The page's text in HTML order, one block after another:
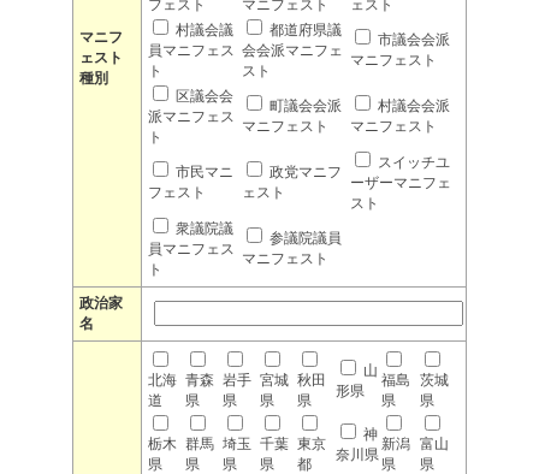
マニフ
ェスト
種別
フェスト
マニフェスト
ェスト
村議会議
員マニフェス
ト
都道府県議
会会派マニフェ
スト
市議会会派
マニフェスト
区議会会
派マニフェス
ト
町議会会派
マニフェスト
村議会会派
マニフェスト
市民マニ
フェスト
政党マニフ
ェスト
スイッチユ
ーザーマニフェ
スト
衆議院議
員マニフェス
ト
参議院議員
マニフェスト
政治家
名
北海
道
青森
県
岩手
県
宮城
県
秋田
県
山
形県
福島
県
茨城
県
栃木
県
群馬
県
埼玉
県
千葉
県
東京
都
神
奈川県
新潟
県
富山
県